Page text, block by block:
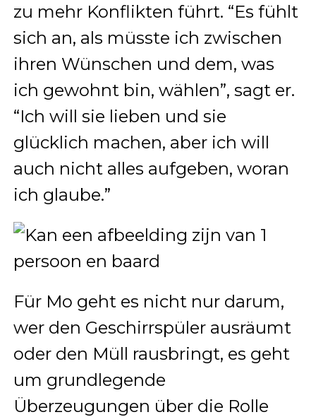
zu mehr Konflikten führt. “Es fühlt
sich an, als müsste ich zwischen
ihren Wünschen und dem, was
ich gewohnt bin, wählen”, sagt er.
“Ich will sie lieben und sie
glücklich machen, aber ich will
auch nicht alles aufgeben, woran
ich glaube.”
Für Mo geht es nicht nur darum,
wer den Geschirrspüler ausräumt
oder den Müll rausbringt, es geht
um grundlegende
Überzeugungen über die Rolle